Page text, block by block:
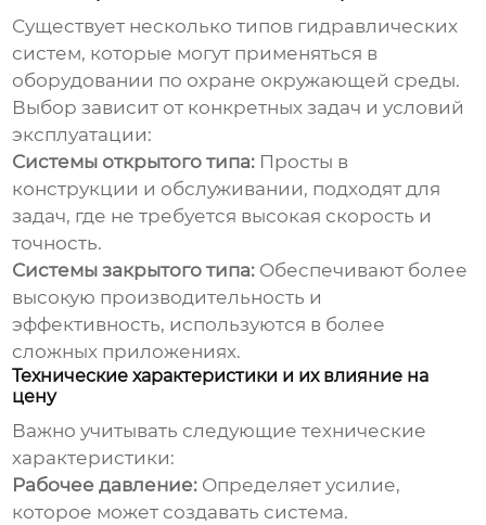
Существует несколько типов гидравлических
систем, которые могут применяться в
оборудовании по охране окружающей среды.
Выбор зависит от конкретных задач и условий
эксплуатации:
Системы открытого типа: Просты в
конструкции и обслуживании, подходят для
задач, где не требуется высокая скорость и
точность.
Системы закрытого типа: Обеспечивают более
высокую производительность и
эффективность, используются в более
сложных приложениях.
Технические характеристики и их влияние на
цену
Важно учитывать следующие технические
характеристики:
Рабочее давление: Определяет усилие,
которое может создавать система.